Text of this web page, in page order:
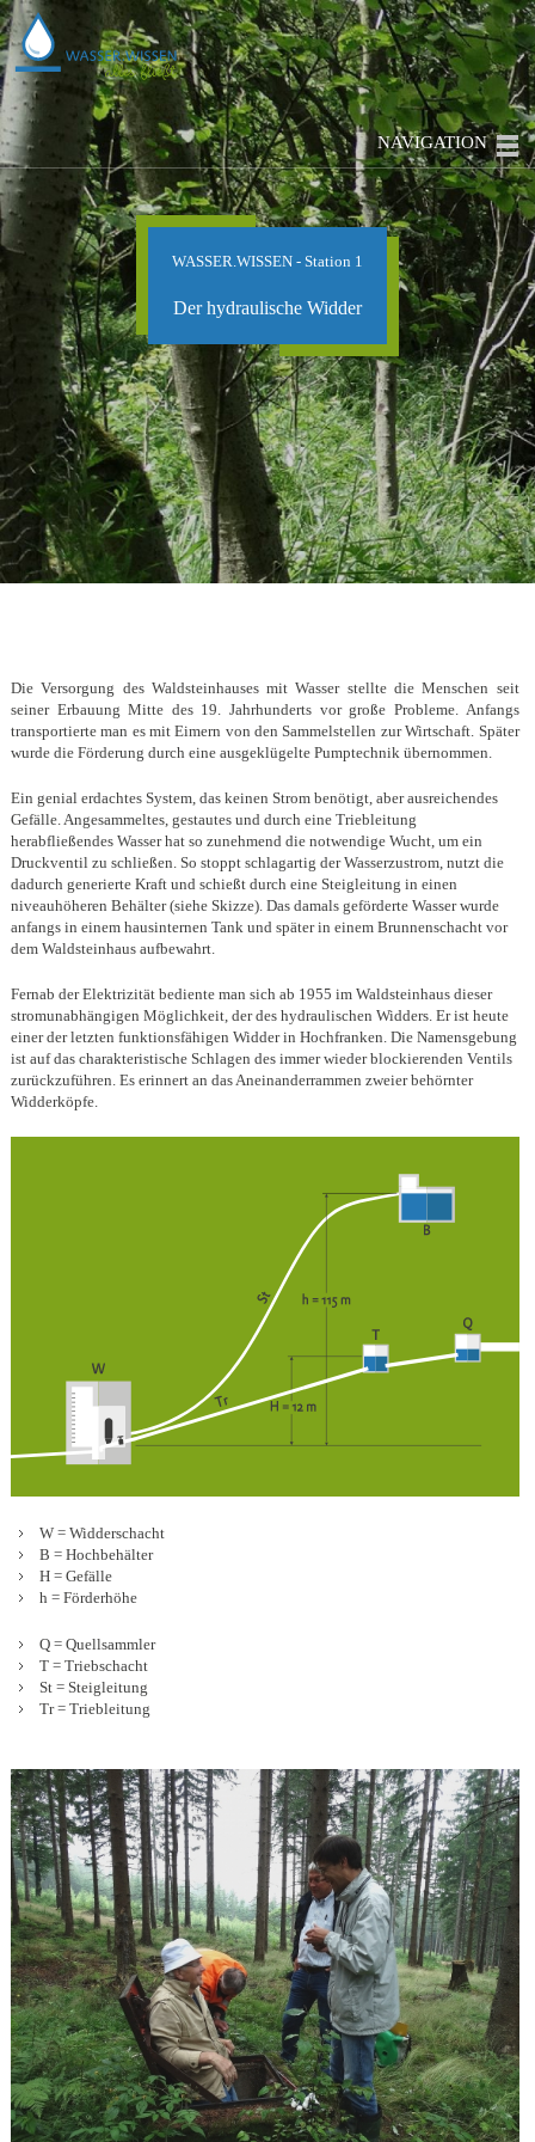
NAVIGATION
WASSER.WISSEN - Station 1
Der hydraulische Widder
Die Versorgung des Waldsteinhauses mit Wasser stellte die Menschen seit
seiner Erbauung Mitte des 19. Jahrhunderts vor große Probleme. Anfangs
transportierte man es mit Eimern von den Sammelstellen zur Wirtschaft. Später
wurde die Förderung durch eine ausgeklügelte Pumptechnik übernommen.
Ein genial erdachtes System, das keinen Strom benötigt, aber ausreichendes
Gefälle. Angesammeltes, gestautes und durch eine Triebleitung
herabfließendes Wasser hat so zunehmend die notwendige Wucht, um ein
Druckventil zu schließen. So stoppt schlagartig der Wasserzustrom, nutzt die
dadurch generierte Kraft und schießt durch eine Steigleitung in einen
niveauhöheren Behälter (siehe Skizze). Das damals geförderte Wasser wurde
anfangs in einem hausinternen Tank und später in einem Brunnenschacht vor
dem Waldsteinhaus aufbewahrt.
Fernab der Elektrizität bediente man sich ab 1955 im Waldsteinhaus dieser
stromunabhängigen Möglichkeit, der des hydraulischen Widders. Er ist heute
einer der letzten funktionsfähigen Widder in Hochfranken. Die Namensgebung
ist auf das charakteristische Schlagen des immer wieder blockierenden Ventils
zurückzuführen. Es erinnert an das Aneinanderrammen zweier behörnter
Widderköpfe.
W = Widderschacht
B = Hochbehälter
H = Gefälle
h = Förderhöhe
Q = Quellsammler
T = Triebschacht
St = Steigleitung
Tr = Triebleitung